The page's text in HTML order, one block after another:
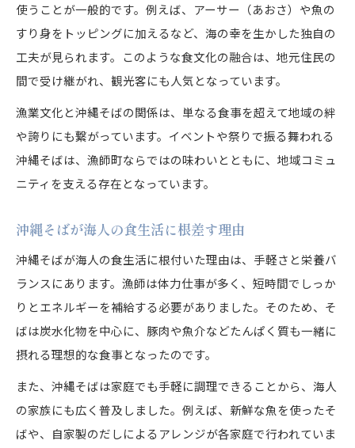
使うことが一般的です。例えば、アーサー（あおさ）や魚の
すり身をトッピングに加えるなど、海の幸を生かした独自の
工夫が見られます。このような食文化の融合は、地元住民の
間で受け継がれ、観光客にも人気となっています。
漁業文化と沖縄そばの関係は、単なる食事を超えて地域の絆
や誇りにも繋がっています。イベントや祭りで振る舞われる
沖縄そばは、漁師町ならではの味わいとともに、地域コミュ
ニティを支える存在となっています。
沖縄そばが海人の食生活に根差す理由
沖縄そばが海人の食生活に根付いた理由は、手軽さと栄養バ
ランスにあります。漁師は体力仕事が多く、短時間でしっか
りとエネルギーを補給する必要がありました。そのため、そ
ばは炭水化物を中心に、豚肉や魚介などたんぱく質も一緒に
摂れる理想的な食事となったのです。
また、沖縄そばは家庭でも手軽に調理できることから、海人
の家族にも広く普及しました。例えば、新鮮な魚を使ったそ
ばや、自家製のだしによるアレンジが各家庭で行われていま